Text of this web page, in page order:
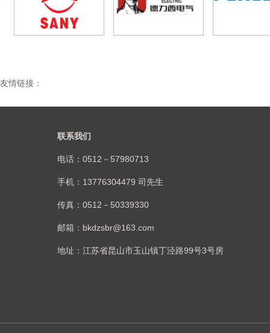
友情链接：
联系我们
电话：0512－57980713
手机：13776304479 司先生
传真：0512－50339330
邮箱：bkdzsbr@163.com
地址：江苏省昆山市玉山镇丁泾路99号3号房